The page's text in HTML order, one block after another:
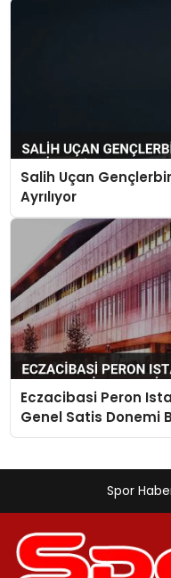
Salih Uçan
Ayrılıyor
Eczacibasi Peron
Genel Satis Donemi
Spor